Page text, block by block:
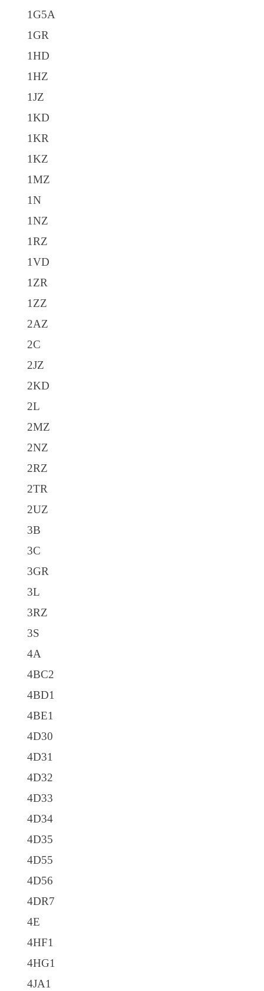
1G5A
1GR
1HD
1HZ
1JZ
1KD
1KR
1KZ
1MZ
1N
1NZ
1RZ
1VD
1ZR
1ZZ
2AZ
2C
2JZ
2KD
2L
2MZ
2NZ
2RZ
2TR
2UZ
3B
3C
3GR
3L
3RZ
3S
4A
4BC2
4BD1
4BE1
4D30
4D31
4D32
4D33
4D34
4D35
4D55
4D56
4DR7
4E
4HF1
4HG1
4JA1